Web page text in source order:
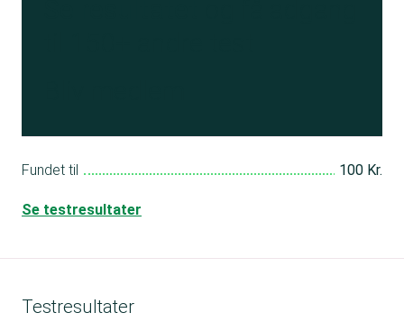
Fundet til 100 Kr.
Se testresultater
Testresultater